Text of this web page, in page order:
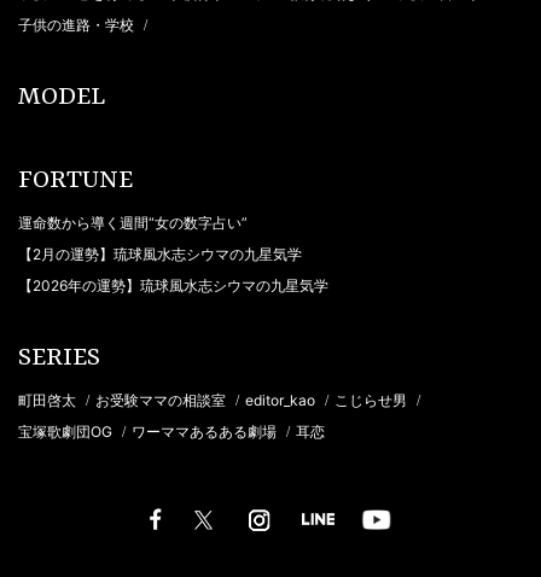
子供の進路・学校 /
MODEL
FORTUNE
運命数から導く週間“女の数字占い”
【2月の運勢】琉球風水志シウマの九星気学
【2026年の運勢】琉球風水志シウマの九星気学
SERIES
町田啓太 / お受験ママの相談室 / editor_kao / こじらせ男 /
宝塚歌劇団OG / ワーママあるある劇場 / 耳恋